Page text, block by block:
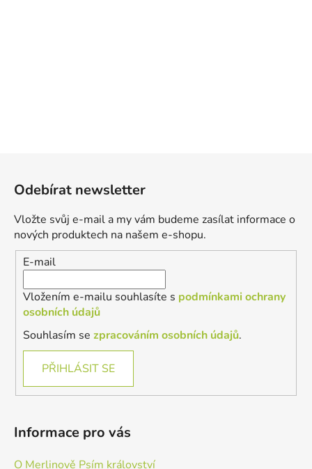
Odebírat newsletter
Vložte svůj e-mail a my vám budeme zasílat informace o
nových produktech na našem e-shopu.
E-mail
Vložením e-mailu souhlasíte s podmínkami ochrany
osobních údajů
Souhlasím se zpracováním osobních údajů.
PŘIHLÁSIT SE
Informace pro vás
O Merlinově Psím království